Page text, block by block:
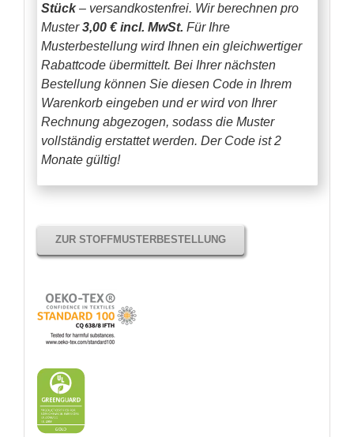
Stück– versandkostenfrei. Wir berechnen pro
Muster3,00 € incl. MwSt. Für Ihre
Musterbestellung wird Ihnen ein gleichwertiger
Rabattcode übermittelt. Bei Ihrer nächsten
Bestellung können Sie diesen Code in Ihrem
Warenkorb eingeben und er wird von Ihrer
Rechnung abgezogen, sodass die Muster
vollständig erstattet werden. Der Code ist 2
Monate gültig!
ZUR STOFFMUSTERBESTELLUNG